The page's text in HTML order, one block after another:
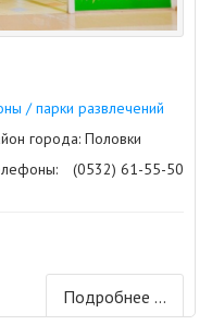
/ парки развлечений
города: Половки
(0532) 61-55-50
Подробнее ...